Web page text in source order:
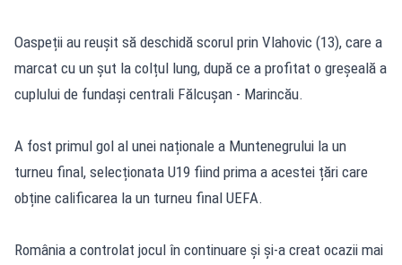
Oaspeții au reușit să deschidă scorul prin Vlahovic (13), care a
marcat cu un șut la colțul lung, după ce a profitat o greșeală a
cuplului de fundași centrali Fălcușan - Marincău.
A fost primul gol al unei naționale a Muntenegrului la un
turneu final, selecționata U19 fiind prima a acestei țări care
obține calificarea la un turneu final UEFA.
România a controlat jocul în continuare și și-a creat ocazii mai